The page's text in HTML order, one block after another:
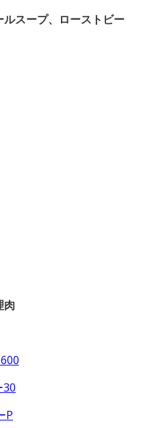
スープ、ローストビー
肉
30
P